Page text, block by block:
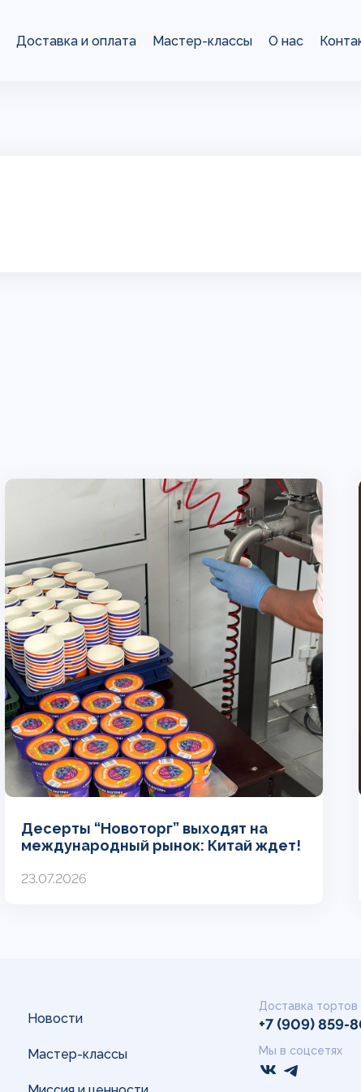
Доставка и оплата Мастер-классы О нас
Десерты “Новоторг” выходят на
международный рынок: Китай ждет!
23.07.2026
Новости
Мастер-классы
Доставка тортов
+7 (909) 859-
Мы в соцсетях